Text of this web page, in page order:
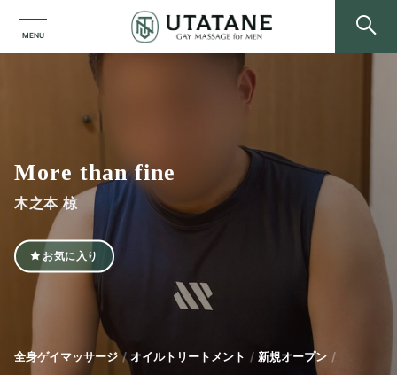
MENU
More than fine
木之本 椋
お気に入り
全身ゲイマッサージ オイルトリートメント
新規オープン